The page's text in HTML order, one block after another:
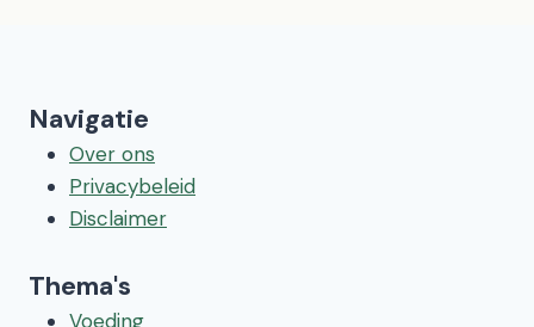
Navigatie
Over ons
Privacybeleid
Disclaimer
Thema's
Voeding